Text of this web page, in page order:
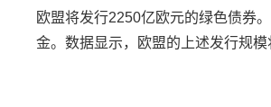
欧盟将发行2250亿欧元的绿色债券
金。数据显示，欧盟的上述发行规